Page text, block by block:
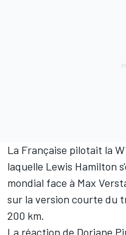
La Française pilotait la
laquelle Lewis Hamilton
mondial face à Max
sur la version courte du
200 km.
La réaction de Doriane